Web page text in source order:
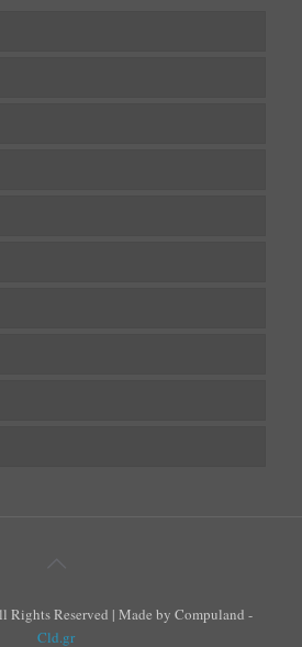
Rights Reserved | Made by Compuland -
Cld.gr